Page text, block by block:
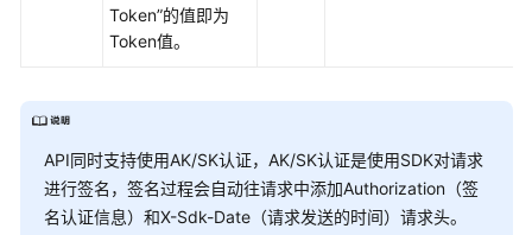
担
云
服
务
Token”的值即为
Token值。
API同时支持使用AK/SK认证，AK/SK认证是使用SDK对请求
进行签名，签名过程会自动往请求中添加Authorization（签
名认证信息）和X-Sdk-Date（请求发送的时间）请求头。